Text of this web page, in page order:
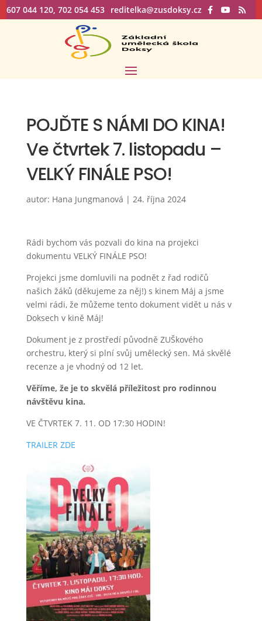
607 044 120, 702 054 453 reditelka@zusdoksy.cz
POJĎTE S NÁMI DO KINA!
Ve čtvrtek 7. listopadu –
VELKÝ FINÁLE PSO!
autor: Hana Jungmanová | 24. října 2024
Rádi bychom vás pozvali do kina na projekci
dokumentu VELKÝ FINÁLE PSO!
Projekci jsme domluvili na podnět z řad rodičů
našich žáků (děkujeme za něj!) s kinem Máj a jsme
velmi rádi, že můžeme tento dokument vidět u nás v
Doksech v kině Máj!
Dokument je z prostředí původně ZUŠkového
orchestru, který si plní svůj umělecký sen. Má skvělé
recenze a je vhodný od 12 let.
Věříme, že je to skvělá příležitost pro rodinnou
návštěvu kina.
VE ČTVRTEK 7. 11. OD 17:30 HODIN!
TRAILER ZDE